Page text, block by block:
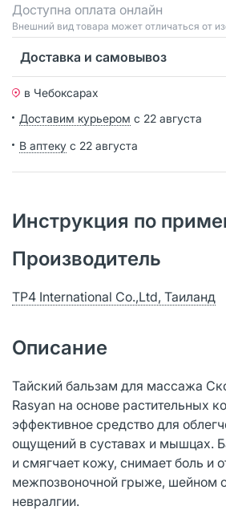
Доступна оплата онлайн
Bнешний вид товара может отличаться от
Доставка и самовывоз
в Чебоксарах
Доставим курьером с 22 августа
В аптеку с 22 августа
Инструкция по
Производитель
TP4 International Co.,Ltd, Таиланд
Описание
Тайский бальзам для массажа
Rasyan на основе растительных
эффективное средство для
ощущений в суставах и мышцах.
и смягчает кожу, снимает боль и
межпозвоночной грыже, шейном
невралгии.